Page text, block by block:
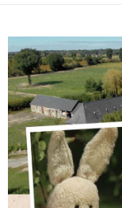
宅配
每筆NT$80，滿
離島宅配
每筆NT$120，滿
貨到付款
每筆NT$100，滿